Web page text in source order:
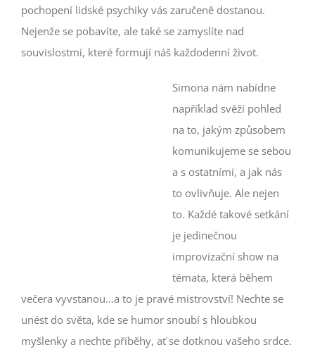
pochopení lidské psychiky vás zaručeně dostanou.
Nejenže se pobavíte, ale také se zamyslíte nad
souvislostmi, které formují náš každodenní život.
Simona nám nabídne
například svěží pohled
na to, jakým způsobem
komunikujeme se sebou
a s ostatními, a jak nás
to ovlivňuje. Ale nejen
to. Každé takové setkání
je jedinečnou
improvizační show na
témata, která během
večera vyvstanou…a to je pravé mistrovství! Nechte se
unést do světa, kde se humor snoubí s hloubkou
myšlenky a nechte příběhy, ať se dotknou vašeho srdce.